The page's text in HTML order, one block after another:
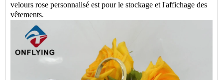
velours rose personnalisé est pour le stockage et l'affichage des
vêtements.